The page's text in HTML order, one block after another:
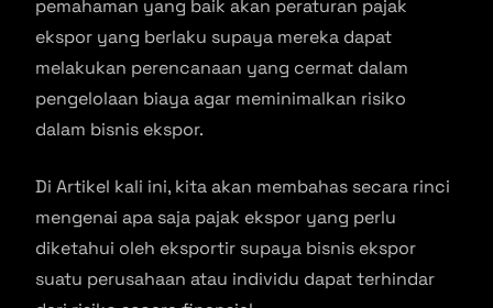
pemahaman yang baik akan peraturan pajak
ekspor yang berlaku supaya mereka dapat
melakukan perencanaan yang cermat dalam
pengelolaan biaya agar meminimalkan risiko
dalam bisnis ekspor.
Di Artikel kali ini, kita akan membahas secara rinci
mengenai apa saja pajak ekspor yang perlu
diketahui oleh eksportir supaya bisnis ekspor
suatu perusahaan atau individu dapat terhindar